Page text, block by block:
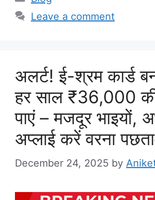
Leave a comment
अलर्ट! ई-श्रम कार्ड
हर साल ₹36,000
पाएं – मजदूर भाइयों,
अप्लाई करें वरना
December 24, 2025 by